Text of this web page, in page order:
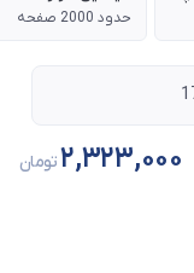
حدود 2000 صفحه
2,323,000تومان